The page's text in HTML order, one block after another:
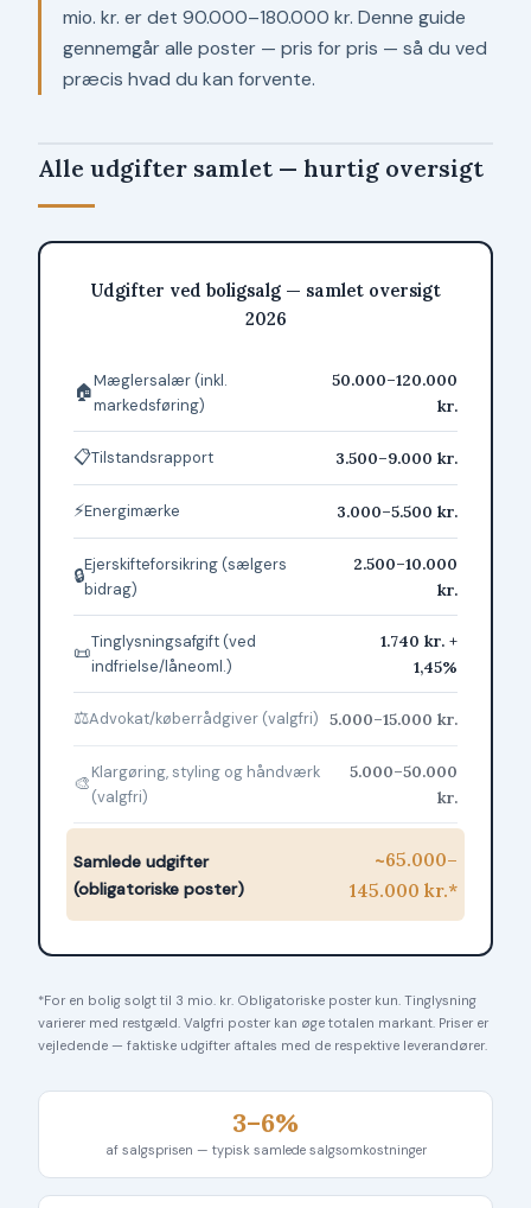
mio. kr. er det 90.000–180.000 kr. Denne guide
gennemgår alle poster — pris for pris — så du ved
præcis hvad du kan forvente.
Alle udgifter samlet — hurtig oversigt
Udgifter ved boligsalg — samlet oversigt
2026
🏠
Mæglersalær (inkl.
markedsføring)
50.000–120.000
kr.
📋Tilstandsrapport 3.500–9.000 kr.
⚡Energimærke 3.000–5.500 kr.
🔒
Ejerskifteforsikring (sælgers
bidrag)
2.500–10.000
kr.
📜
Tinglysningsafgift (ved
indfrielse/låneoml.)
1.740 kr. +
1,45%
⚖️Advokat/køberrådgiver (valgfri) 5.000–15.000 kr.
🎨
Klargøring, styling og håndværk
(valgfri)
5.000–50.000
kr.
Samlede udgifter
(obligatoriske poster)
~65.000–
145.000 kr.*
*For en bolig solgt til 3 mio. kr. Obligatoriske poster kun. Tinglysning
varierer med restgæld. Valgfri poster kan øge totalen markant. Priser er
vejledende — faktiske udgifter aftales med de respektive leverandører.
3–6%
af salgsprisen — typisk samlede salgsomkostninger